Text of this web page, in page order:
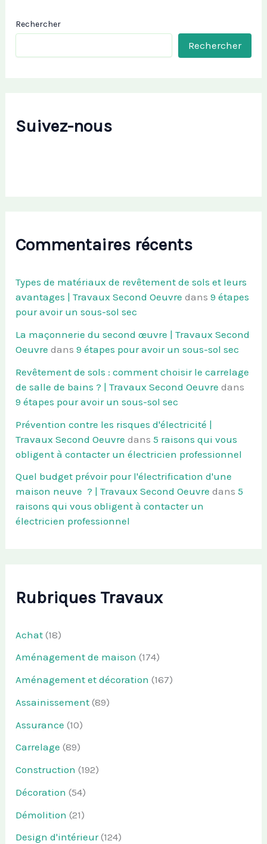
Rechercher
Rechercher
Suivez-nous
Commentaires récents
Types de matériaux de revêtement de sols et leurs
avantages | Travaux Second Oeuvre dans9 étapes
pour avoir un sous-sol sec
La maçonnerie du second œuvre | Travaux Second
Oeuvre dans9 étapes pour avoir un sous-sol sec
Revêtement de sols : comment choisir le carrelage
de salle de bains ? | Travaux Second Oeuvre dans
9 étapes pour avoir un sous-sol sec
Prévention contre les risques d'électricité |
Travaux Second Oeuvre dans5 raisons qui vous
obligent à contacter un électricien professionnel
Quel budget prévoir pour l'électrification d'une
maison neuve ? | Travaux Second Oeuvre dans5
raisons qui vous obligent à contacter un
électricien professionnel
Rubriques Travaux
Achat (18)
Aménagement de maison (174)
Aménagement et décoration (167)
Assainissement (89)
Assurance (10)
Carrelage (89)
Construction (192)
Décoration (54)
Démolition (21)
Design d'intérieur(124)